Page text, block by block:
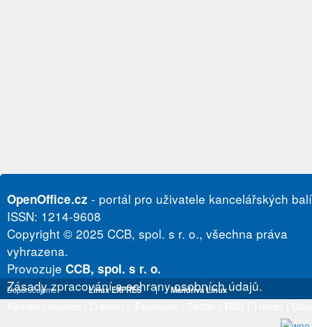
OpenOffice.cz - portál pro uživatele kancelářských
ISSN: 1214-9608
Copyright © 2025 CCB, spol. s r. o., všechna práva
vyhrazena.
Provozuje CCB, spol. s r. o.
Zásady zpracování a ochrany osobních údajů.
Doporučujeme Linux EXPRES | Mandriva Linux